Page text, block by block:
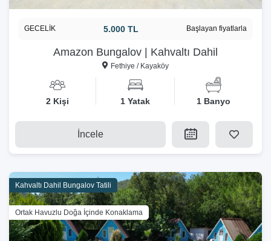
Amazon Bungalov | Kahvaltı Dahil
Fethiye / Kayaköy
GECELİK 5.000 TL Başlayan fiyatlarla
2 Kişi 1 Yatak 1 Banyo
İncele
Kahvaltı Dahil Bungalov Tatili
Ortak Havuzlu Doğa İçinde Konaklama